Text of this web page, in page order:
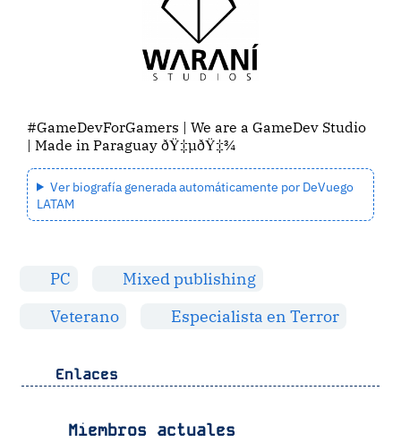
#GameDevForGamers | We are a GameDev Studio
| Made in Paraguay ðŸ‡µðŸ‡¾
Ver biografía generada automáticamente por DeVuego
LATAM
PC
Mixed publishing
Veterano
Especialista en Terror
Enlaces
Miembros actuales